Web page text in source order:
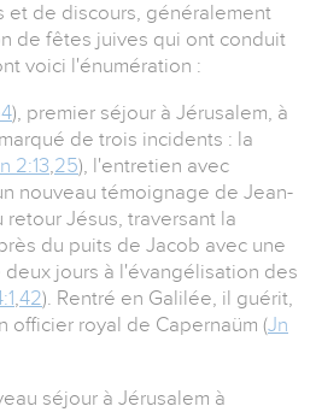
et de discours, généralement
de fêtes juives qui ont conduit
voici l'énumération :
), premier séjour à Jérusalem, à
de trois incidents : la
2:13,25), l'entretien avec
nouveau témoignage de Jean-
retour Jésus, traversant la
du puits de Jacob avec une
deux jours à l'évangélisation des
,42). Rentré en Galilée, il guérit,
officier royal de Capernaüm (Jn
séjour à Jérusalem à